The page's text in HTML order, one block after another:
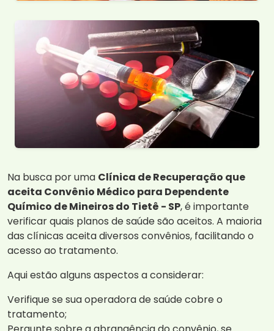
Na busca por uma Clínica de Recuperação que
aceita Convênio Médico para Dependente
Químico de Mineiros do Tietê - SP, é importante
verificar quais planos de saúde são aceitos. A maioria
das clínicas aceita diversos convênios, facilitando o
acesso ao tratamento.
Aqui estão alguns aspectos a considerar:
Verifique se sua operadora de saúde cobre o
tratamento;